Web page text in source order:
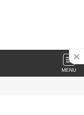
MENU